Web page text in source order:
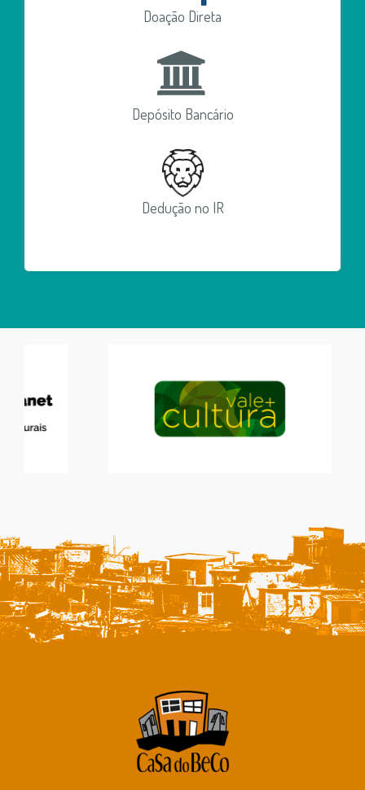
Doação Direta
Depósito Bancário
Dedução no IR